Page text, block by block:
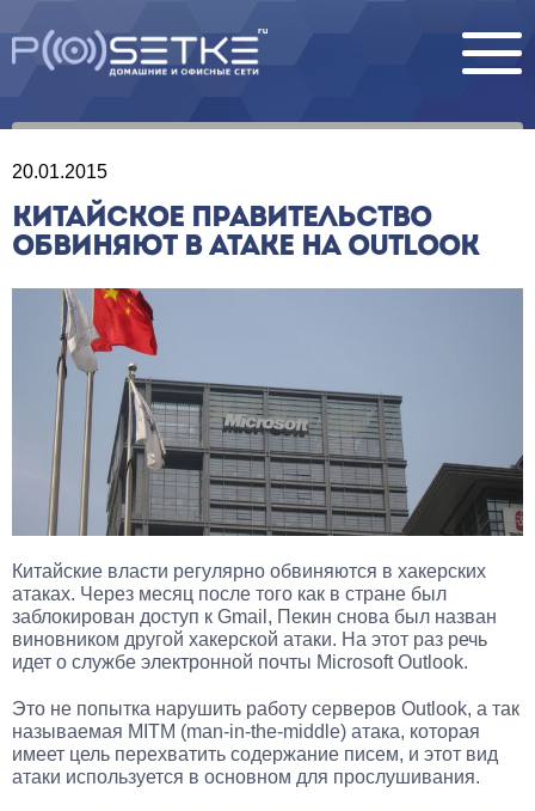
20.01.2015
КИТАЙСКОЕ ПРАВИТЕЛЬСТВО
ОБВИНЯЮТ В АТАКЕ НА OUTLOOK
Китайские власти регулярно обвиняются в хакерских
атаках. Через месяц после того как в стране был
заблокирован доступ к Gmail, Пекин снова был назван
виновником другой хакерской атаки. На этот раз речь
идет о службе электронной почты Microsoft Outlook.
Это не попытка нарушить работу серверов Outlook, а так
называемая MITM (man-in-the-middle) атака, которая
имеет цель перехватить содержание писем, и этот вид
атаки используется в основном для прослушивания.